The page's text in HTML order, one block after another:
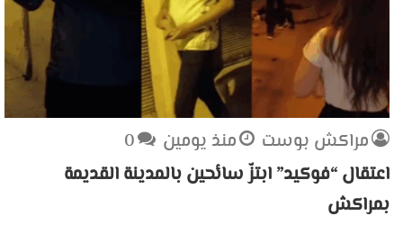
مراكش بوست منذ يومين
0
اعتقال “فوكيد” ابتزّ سائحين بالمدينة القديمة
بمراكش